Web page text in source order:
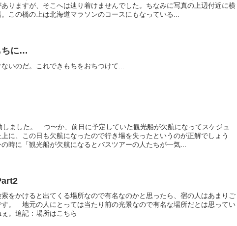
りますが、そこへは辿り着けませんでした。ちなみに写真の上辺付近に横
この橋の上は北海道マラソンのコースにもなっている...
ちに…
いのだ。これできもちをおちつけて...
しました。 つ〜か、前日に予定していた観光船が欠航になってスケジュ
に、この日も欠航になったので行き場を失ったというのが正解でしょう
時に「観光船が欠航になるとバスツアーの人たちが一気...
をかけると出てくる場所なので有名なのかと思ったら、宿の人はあまりご
す。 地元の人にとっては当たり前の光景なので有名な場所だとは思ってい
。追記：場所はこちら